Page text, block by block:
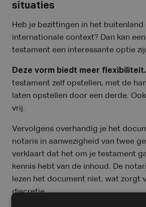
situaties
Heb je bezittingen in het buitenland
internationale context? Dan kan
testament een interessante optie
Deze vorm biedt meer flexibiliteit.
testament zelf opstellen, met de
laten opstellen door een derde.
vrij.
Vervolgens overhandig je het
notaris in aanwezigheid van twee
verklaart dat het om je testament
kennis hebt van de inhoud. De
lezen het document niet, wat zorgt
discretie.